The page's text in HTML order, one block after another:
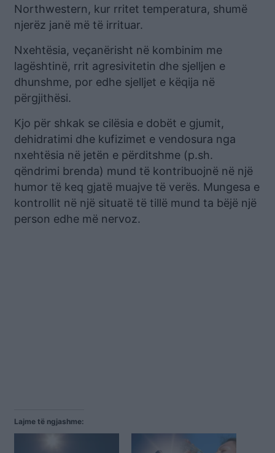
Northwestern, kur rritet temperatura, shumë
njerëz janë më të irrituar.
Nxehtësia, veçanërisht në kombinim me
lagështinë, rrit agresivitetin dhe sjelljen e
dhunshme, por edhe sjelljet e këqija në
përgjithësi.
Kjo për shkak se cilësia e dobët e gjumit,
dehidratimi dhe kufizimet e vendosura nga
nxehtësia në jetën e përditshme (p.sh.
qëndrimi brenda) mund të kontribuojnë në një
humor të keq gjatë muajve të verës. Mungesa e
kontrollit në një situatë të tillë mund ta bëjë një
person edhe më nervoz.
Lajme të ngjashme: